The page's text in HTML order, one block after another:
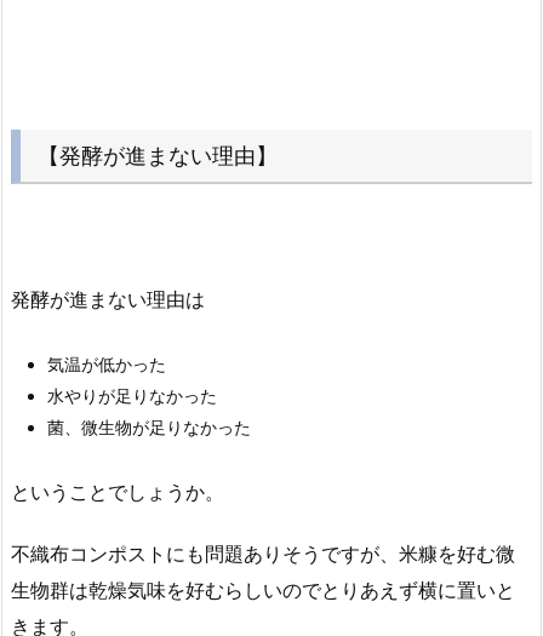
【発酵が進まない理由】
発酵が進まない理由は
気温が低かった
水やりが足りなかった
菌、微生物が足りなかった
ということでしょうか。
不織布コンポストにも問題ありそうですが、米糠を好む微
生物群は乾燥気味を好むらしいのでとりあえず横に置いと
きます。